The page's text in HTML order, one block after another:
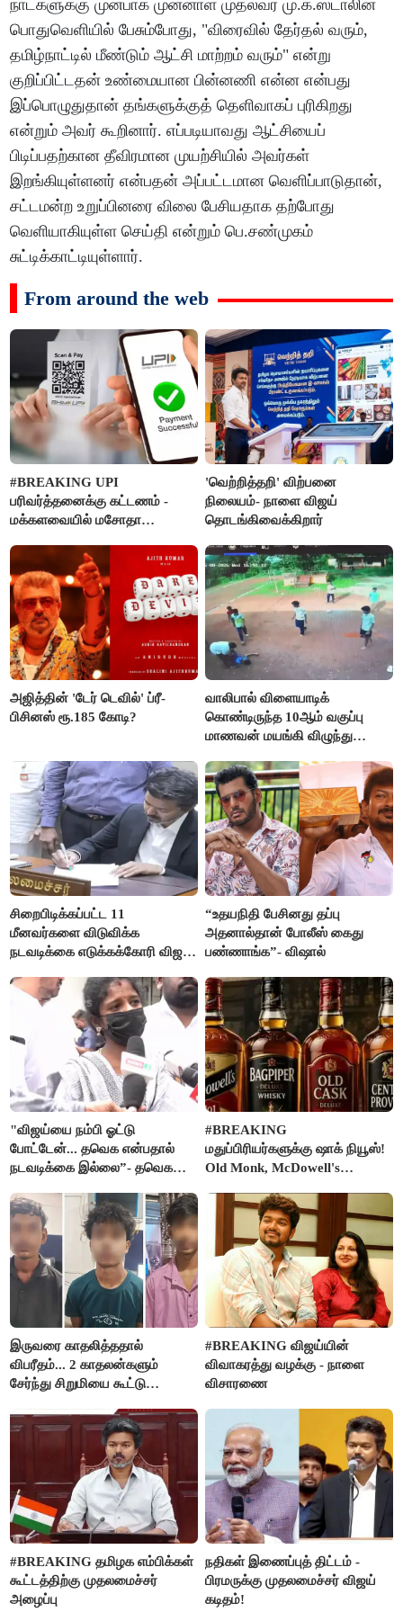
நாட்களுக்கு முன்பாக முன்னாள் முதல்வர் மு.க.ஸ்டாலின்
பொதுவெளியில் பேசும்போது, "விரைவில் தேர்தல் வரும்,
தமிழ்நாட்டில் மீண்டும் ஆட்சி மாற்றம் வரும்" என்று
குறிப்பிட்டதன் உண்மையான பின்னணி என்ன என்பது
இப்பொழுதுதான் தங்களுக்குத் தெளிவாகப் புரிகிறது
என்றும் அவர் கூறினார். எப்படியாவது ஆட்சியைப்
பிடிப்பதற்கான தீவிரமான முயற்சியில் அவர்கள்
இறங்கியுள்ளனர் என்பதன் அப்பட்டமான வெளிப்பாடுதான்,
சட்டமன்ற உறுப்பினரை விலை பேசியதாக தற்போது
வெளியாகியுள்ள செய்தி என்றும் பெ.சண்முகம்
சுட்டிக்காட்டியுள்ளார்.
From around the web
#BREAKING UPI
பரிவர்த்தனைக்கு கட்டணம் -
மக்களவையில் மசோதா
'வெற்றித்தறி' விற்பனை
நிலையம்- நாளை விஜய்
தொடங்கிவைக்கிறார்
அஜித்தின் 'டேர் டெவில்' ப்ரீ-
பிசினஸ் ரூ.185 கோடி?
வாலிபால் விளையாடிக்
கொண்டிருந்த 10ஆம் வகுப்பு
மாணவன் மயங்கி விழுந்து
சிறைபிடிக்கப்பட்ட 11
மீனவர்களை விடுவிக்க
நடவடிக்கை எடுக்கக்கோரி விஜய்
“உதயநிதி பேசினது தப்பு
அதனால்தான் போலீஸ் கைது
பண்ணாங்க”- விஷால்
"விஜய்யை நம்பி ஓட்டு
போட்டேன்... தவெக என்பதால்
நடவடிக்கை இல்லை”- தவெக
கதறல்
#BREAKING
மதுப்பிரியர்களுக்கு ஷாக் நியூஸ்!
Old Monk, McDowell's
FSSAI தடை
இருவரை காதலித்ததால்
விபரீதம்... 2 காதலன்களும்
சேர்ந்து சிறுமியை கூட்டு
செய்த கொடூரம்
#BREAKING விஜய்யின்
விவாகரத்து வழக்கு - நாளை
விசாரணை
#BREAKING தமிழக எம்பிக்கள்
கூட்டத்திற்கு முதலமைச்சர்
அழைப்பு
நதிகள் இணைப்புத் திட்டம் -
பிரமருக்கு முதலமைச்சர் விஜய்
கடிதம்!